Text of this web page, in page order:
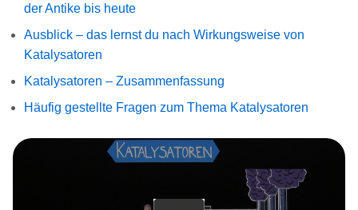
der Antike bis heute
Ausblick – das lernst du nach Wirkungsweise von
Katalysatoren
Katalysatoren – Zusammenfassung
Häufig gestellte Fragen zum Thema Katalysatoren